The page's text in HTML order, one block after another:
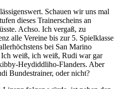
Schauen wir uns mal
dieses Trainerscheins an
Achso. Ich vergaß, zu
alle Vereine bis zur 5. Spielklasse
bei San Marino
weiß, ich weiß, Rudi war gar
Heydiddliho-Flanders. Aber
Bundestrainer, oder nicht?